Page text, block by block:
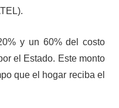
y un 60% del costo
el Estado. Este monto
que el hogar reciba el